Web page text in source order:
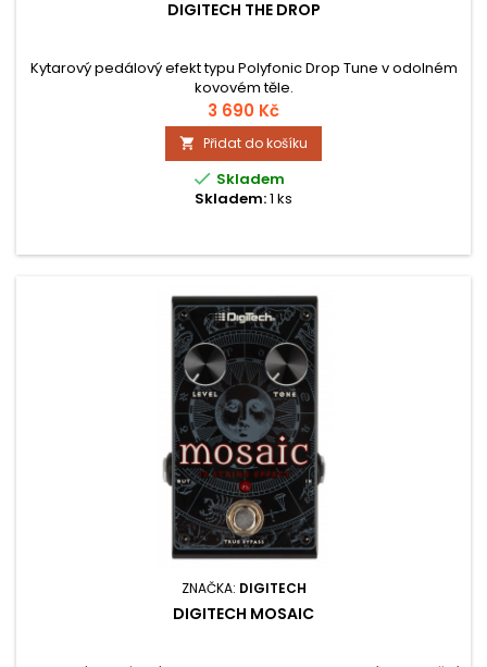
DIGITECH THE DROP
Kytarový pedálový efekt typu Polyfonic Drop Tune v odolném
kovovém těle.
3 690 Kč
 Přidat do košíku
 Skladem
Skladem:1 ks
ZNAČKA: DIGITECH
DIGITECH MOSAIC